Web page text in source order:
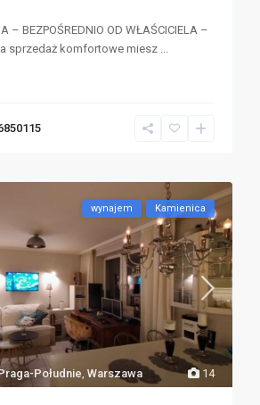
– BEZPOŚREDNIO OD WŁAŚCICIELA –
sprzedaż komfortowe miesz ...
14
Południe,Warszawa
wynajem Kamienica